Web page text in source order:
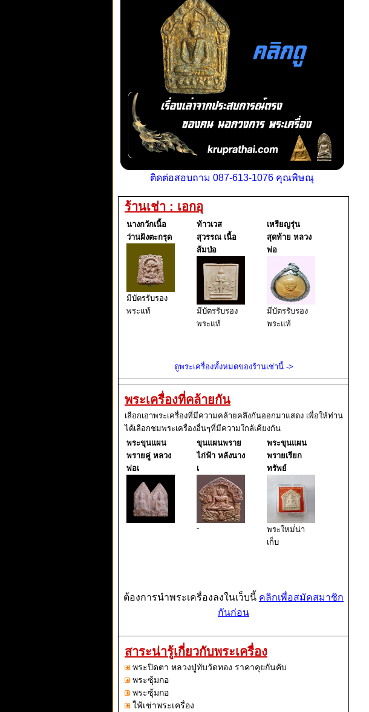
ติดต่อสอบถาม 087-613-1076 คุณพิษณุ
ร้านเช่า : เอกอุ
นางกวักเนื้อ
ว่านฝังตะกรุด
มีบัตรรับรอง
พระแท้
ท้าวเวส
สุวรรณ เนื้อ
ส้มป่อ
มีบัตรรับรอง
พระแท้
เหรียญรุ่น
สุดท้าย หลวง
พ่อ
มีบัตรรับรอง
พระแท้
ดูพระเครื่องทั้งหมดของร้านเช่านี้ ->
พระเครื่องที่คล้ายกัน
เลือกเอาพระเครื่องที่มีความคล้ายคลึงกันออกมาแสดง เพื่อให้ท่าน
ได้เลือกชมพระเครื่องอื่นๆที่มีความใกล้เคียงกัน
พระขุนแผน
พรายคู่ หลวง
พ่อเ
ขุนแผนพราย
ไก่ฟ้า หลังนาง
เ
-
พระขุนแผน
พรายเรียก
ทรัพย์
พระใหม่่น่า
เก็บ
ต้องการนำพระเครื่องลงในเว็บนี้ คลิกเพื่อสมัคสมาชิก
กันก่อน
สาระน่ารู้เกี่ยวกับพระเครื่อง
พระปิดตา หลวงปู่ทับวัดทอง ราคาคุยกันคับ
พระซุ้มกอ
พระซุ้มกอ
ใฟ้เช่าพระเครื่อง